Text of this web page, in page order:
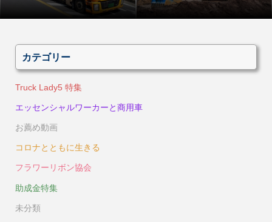
カテゴリー
Truck Lady5 特集
エッセンシャルワーカーと商用車
お薦め動画
コロナとともに生きる
フラワーリボン協会
助成金特集
未分類